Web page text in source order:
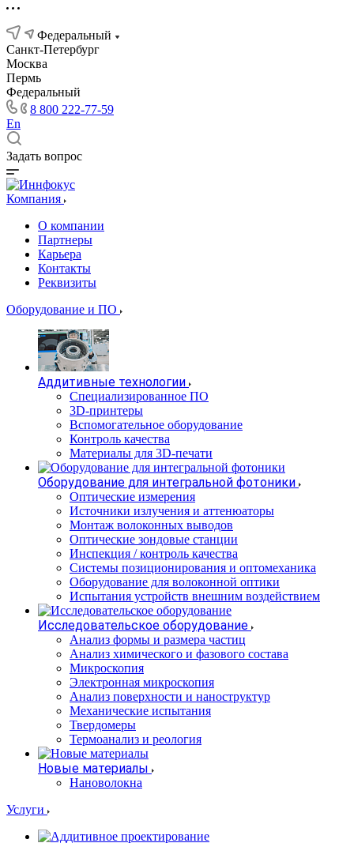
Федеральный
Санкт-Петербург
Москва
Пермь
Федеральный
8 800 222-77-59
En
Задать вопрос
Компания
О компании
Партнеры
Карьера
Контакты
Реквизиты
Оборудование и ПО
Аддитивные технологии
Специализированное ПО
3D-принтеры
Вспомогательное оборудование
Контроль качества
Материалы для 3D-печати
Оборудование для интегральной фотоники
Оптические измерения
Источники излучения и аттенюаторы
Монтаж волоконных выводов
Оптические зондовые станции
Инспекция / контроль качества
Системы позиционирования и оптомеханика
Оборудование для волоконной оптики
Испытания устройств внешним воздействием
Исследовательское оборудование
Анализ формы и размера частиц
Анализ химического и фазового состава
Микроскопия
Электронная микроскопия
Анализ поверхности и наноструктур
Механические испытания
Твердомеры
Термоанализ и реология
Новые материалы
Нановолокна
Услуги